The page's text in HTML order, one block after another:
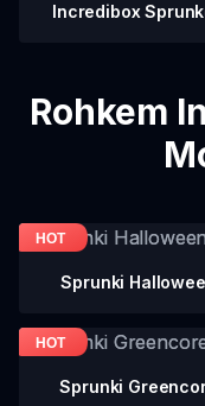
Incredibox
Rohkem
Sprunki
Sprunki